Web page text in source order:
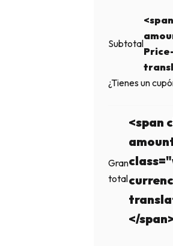
Subtotal
¿Tienes un
Gran
total
<span
</